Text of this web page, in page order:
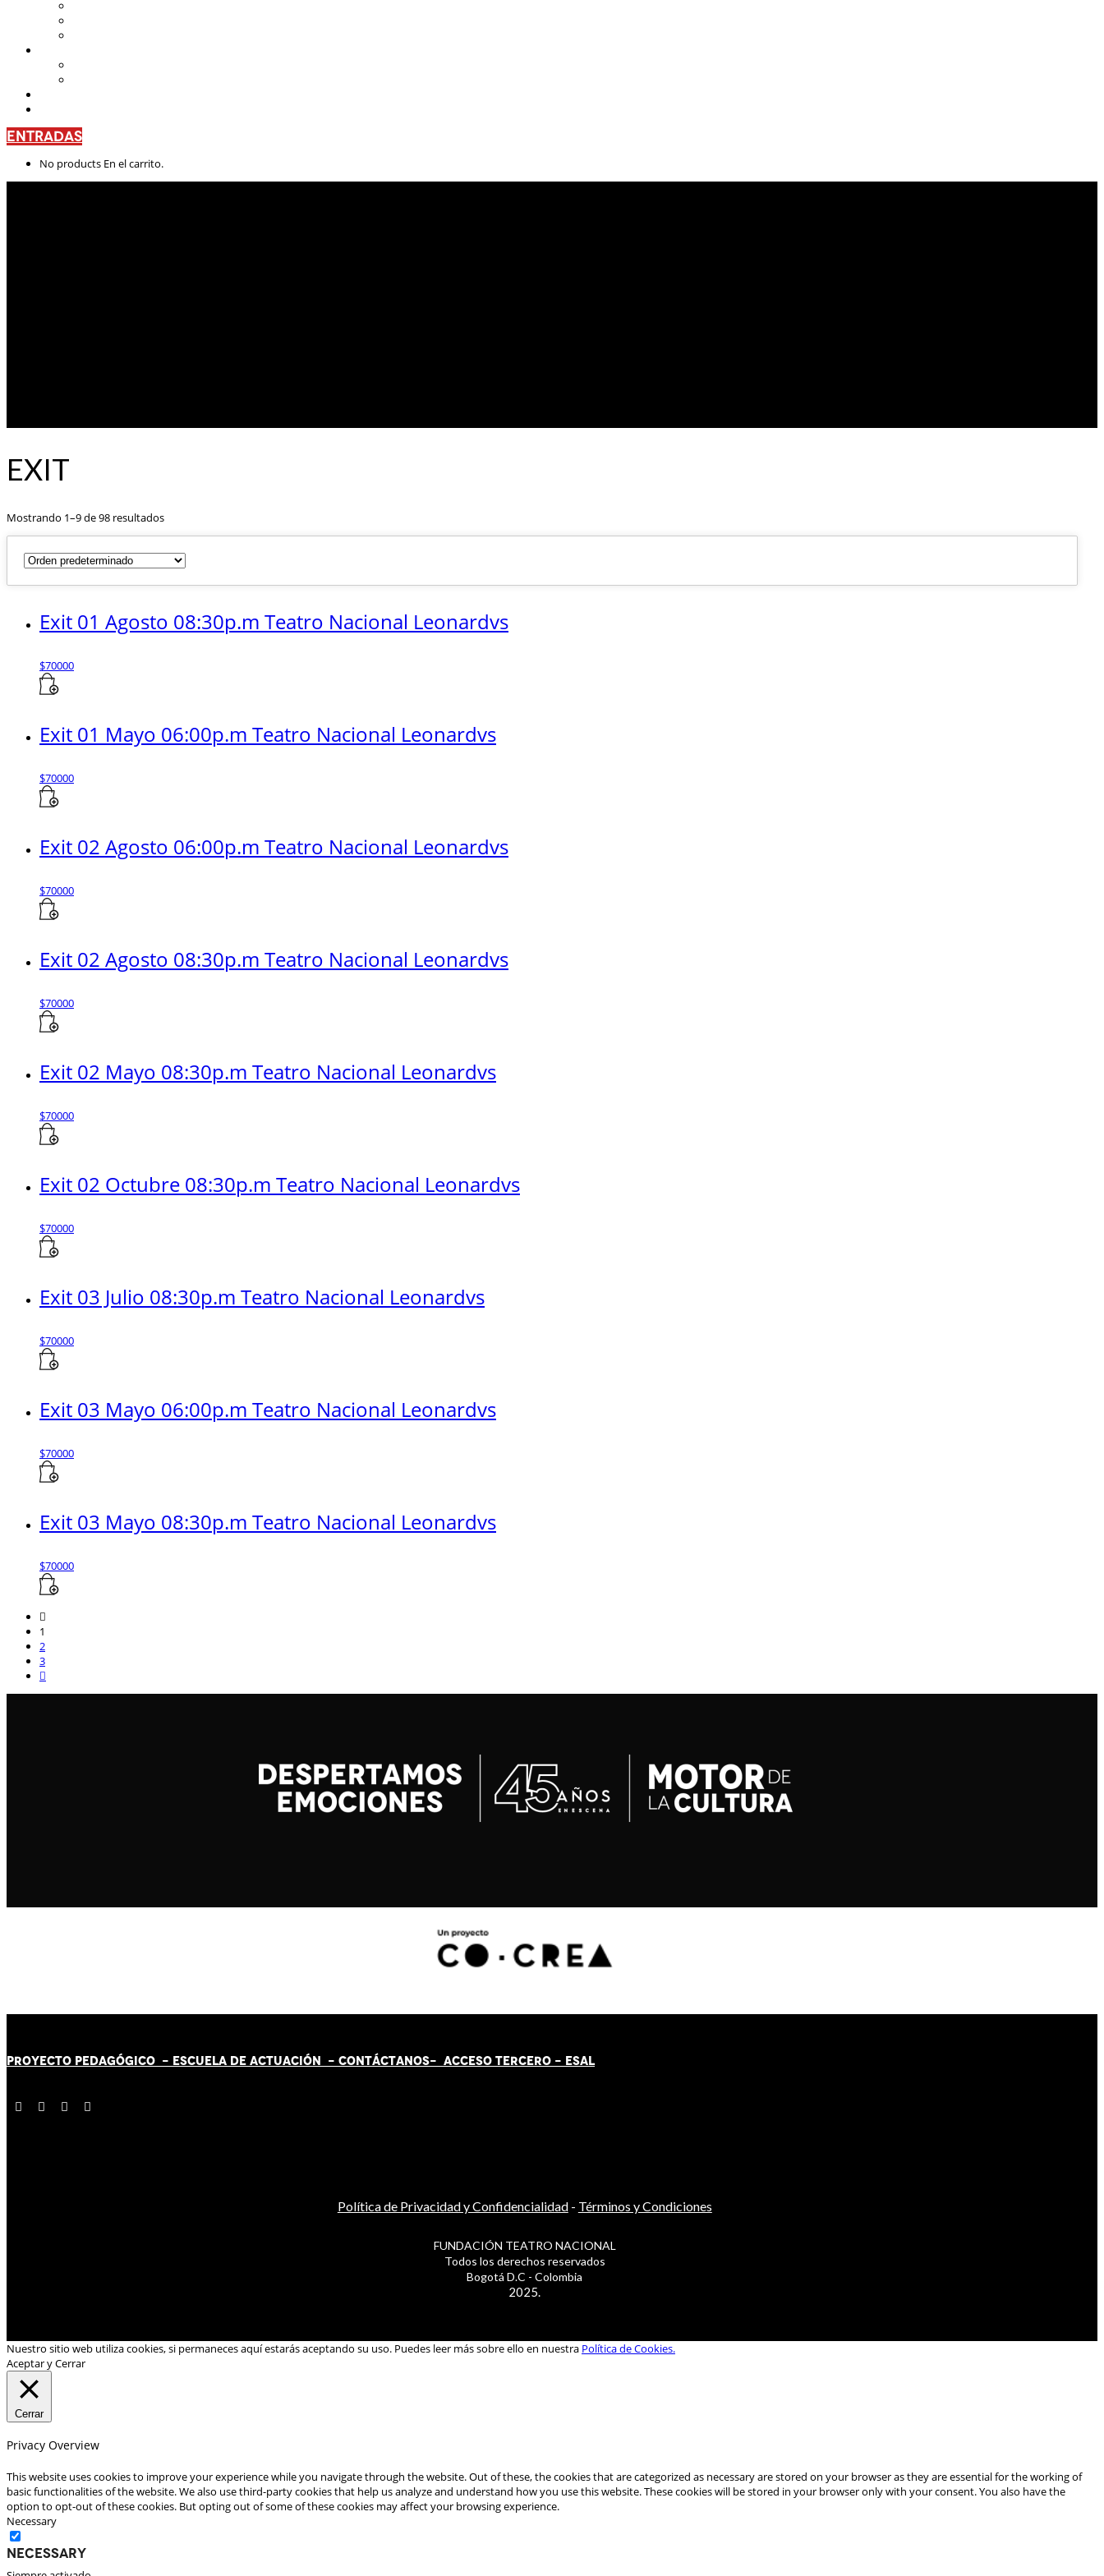
ENTRADAS
No products En el carrito.
EXIT
Mostrando 1–9 de 98 resultados
Exit 01 Agosto 08:30p.m Teatro Nacional Leonardvs
$70000
Exit 01 Mayo 06:00p.m Teatro Nacional Leonardvs
$70000
Exit 02 Agosto 06:00p.m Teatro Nacional Leonardvs
$70000
Exit 02 Agosto 08:30p.m Teatro Nacional Leonardvs
$70000
Exit 02 Mayo 08:30p.m Teatro Nacional Leonardvs
$70000
Exit 02 Octubre 08:30p.m Teatro Nacional Leonardvs
$70000
Exit 03 Julio 08:30p.m Teatro Nacional Leonardvs
$70000
Exit 03 Mayo 06:00p.m Teatro Nacional Leonardvs
$70000
Exit 03 Mayo 08:30p.m Teatro Nacional Leonardvs
$70000
1
2
3
PROYECTO PEDAGÓGICO - ESCUELA DE ACTUACIÓN - CONTÁCTANOS- ACCESO TERCERO - ESAL
Política de Privacidad y Confidencialidad- Términos y Condiciones
FUNDACIÓN TEATRO NACIONAL
Todos los derechos reservados
Bogotá D.C - Colombia
2025.
Nuestro sitio web utiliza cookies, si permaneces aquí estarás aceptando su uso. Puedes leer más sobre ello en nuestra Política de Cookies.
Aceptar y Cerrar
Cerrar
Privacy Overview
This website uses cookies to improve your experience while you navigate through the website. Out of these, the cookies that are categorized as necessary are stored on your browser as they are essential for the working of
basic functionalities of the website. We also use third-party cookies that help us analyze and understand how you use this website. These cookies will be stored in your browser only with your consent. You also have the
option to opt-out of these cookies. But opting out of some of these cookies may affect your browsing experience.
Necessary
Necessary